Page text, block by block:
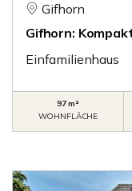
Gifhorn
Gifhorn:
Einfamilienhaus
97 m²
WOHNFLÄCHE